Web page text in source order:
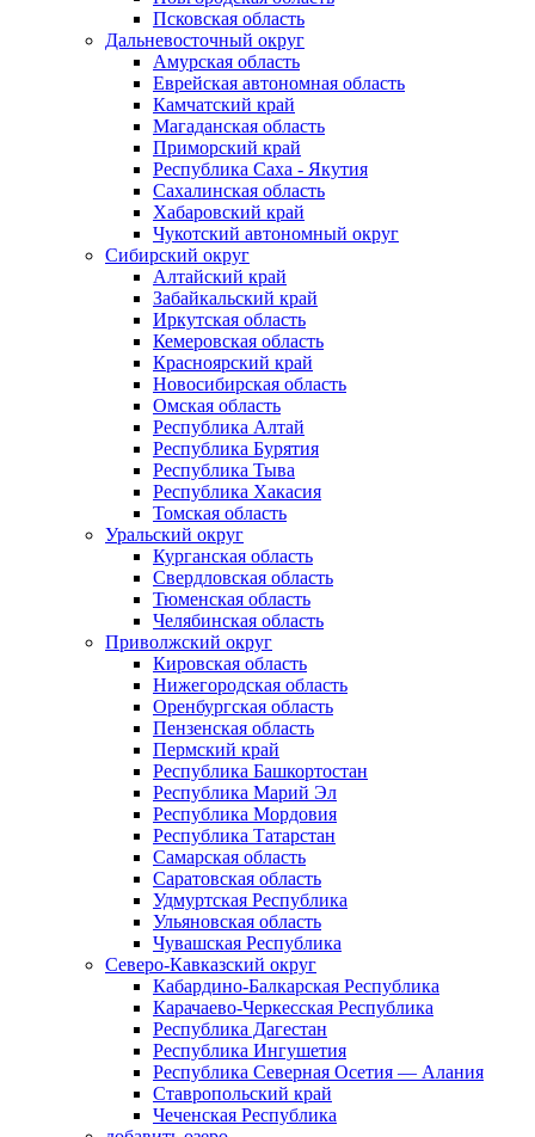
Псковская область
Дальневосточный округ
Амурская область
Еврейская автономная область
Камчатский край
Магаданская область
Приморский край
Республика Саха - Якутия
Сахалинская область
Хабаровский край
Чукотский автономный округ
Сибирский округ
Алтайский край
Забайкальский край
Иркутская область
Кемеровская область
Красноярский край
Новосибирская область
Омская область
Республика Алтай
Республика Бурятия
Республика Тыва
Республика Хакасия
Томская область
Уральский округ
Курганская область
Свердловская область
Тюменская область
Челябинская область
Приволжский округ
Кировская область
Нижегородская область
Оренбургская область
Пензенская область
Пермский край
Республика Башкортостан
Республика Марий Эл
Республика Мордовия
Республика Татарстан
Самарская область
Саратовская область
Удмуртская Республика
Ульяновская область
Чувашская Республика
Северо-Кавказский округ
Кабардино-Балкарская Республика
Карачаево-Черкесская Республика
Республика Дагестан
Республика Ингушетия
Республика Северная Осетия — Алания
Ставропольский край
Чеченская Республика